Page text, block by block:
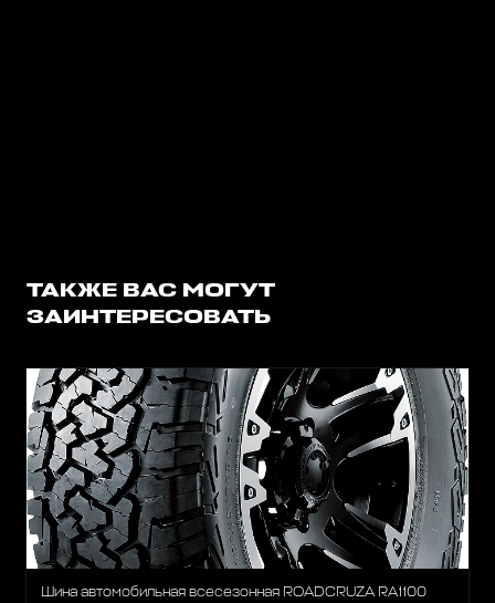
ТАКЖЕ ВАС МОГУТ
ЗАИНТЕРЕСОВАТЬ
Шина автомобильная всесезонная ROADCRUZA RA1100